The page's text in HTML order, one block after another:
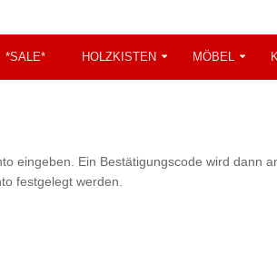
*SALE* HOLZKISTEN MÖBEL
eingeben. Ein Bestätigungscode wird dann
festgelegt werden.